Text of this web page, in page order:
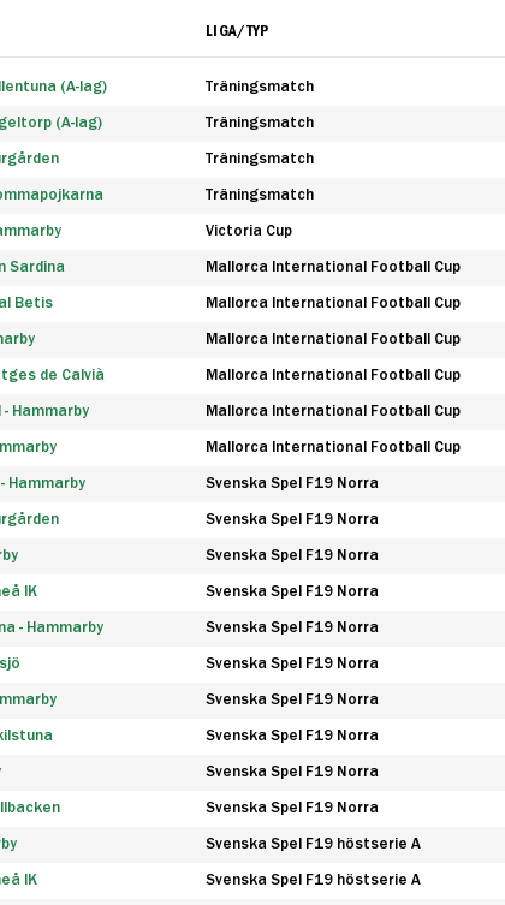
LIGA/TYP
(A-lag) Träningsmatch
(A-lag) Träningsmatch
Träningsmatch
Träningsmatch
Victoria Cup
Sardina Mallorca International Football Cup
Betis Mallorca International Football Cup
Mallorca International Football Cup
de Calvià Mallorca International Football Cup
Hammarby Mallorca International Football Cup
Mallorca International Football Cup
Hammarby Svenska Spel F19 Norra
Svenska Spel F19 Norra
Svenska Spel F19 Norra
IK Svenska Spel F19 Norra
- Hammarby Svenska Spel F19 Norra
Svenska Spel F19 Norra
Svenska Spel F19 Norra
Svenska Spel F19 Norra
Svenska Spel F19 Norra
Svenska Spel F19 Norra
Svenska Spel F19 höstserie A
IK Svenska Spel F19 höstserie A